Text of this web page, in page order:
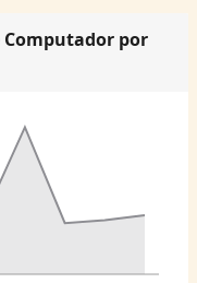
Computador por